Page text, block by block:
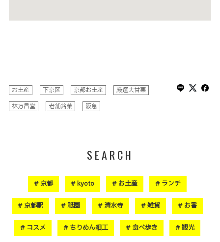
お土産 下京区 京都お土産
厳選大甘栗
林万昌堂
老舗銘菓 阪急
SEARCH
京都 kyoto お土産 ランチ
京都駅 祇園 清水寺 雑貨 お香
コスメ ちりめん細工 食べ歩き 観光